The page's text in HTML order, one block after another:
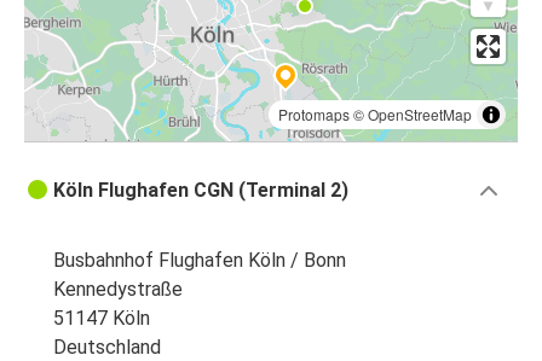
Protomaps©OpenStreetMap
Köln Flughafen CGN (Terminal 2)
Busbahnhof Flughafen Köln / Bonn
Kennedystraße
51147 Köln
Deutschland